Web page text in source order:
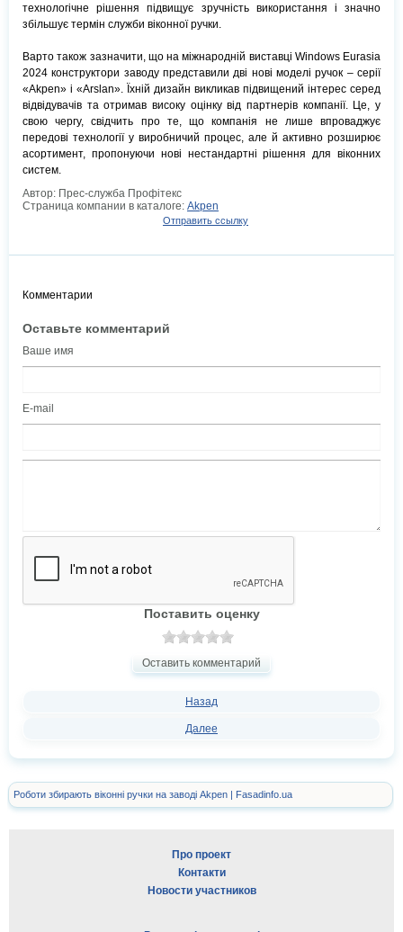
технологічне рішення підвищує зручність використання і значно
збільшує термін служби віконної ручки.
Варто також зазначити, що на міжнародній виставці Windows Eurasia
2024 конструктори заводу представили дві нові моделі ручок – серії
«Akpen» і «Arslan». Їхній дизайн викликав підвищений інтерес серед
відвідувачів та отримав високу оцінку від партнерів компанії. Це, у
свою чергу, свідчить про те, що компанія не лише впроваджує
передові технології у виробничий процес, але й активно розширює
асортимент, пропонуючи нові нестандартні рішення для віконних
систем.
Автор: Прес-служба Профітекс
Страница компании в каталоге: Akpen
Отправить ссылку
Комментарии
Оставьте комментарий
Ваше имя
E-mail
Поставить оценку
Оставить комментарий
Назад
Далее
Роботи збирають віконні ручки на заводі Akpen | Fasadinfo.ua
Про проект
Контакти
Новости участников